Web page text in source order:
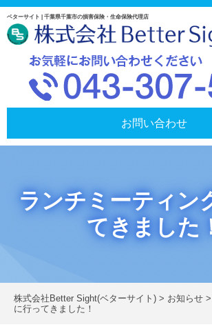
ベターサイト | 千葉県千葉市の損害保険・生命保険代理店
お問い合わせ
ランチミーティン
てきました
株式会社Better Sight(ベターサイト) > お知らせ >
に行ってきました！